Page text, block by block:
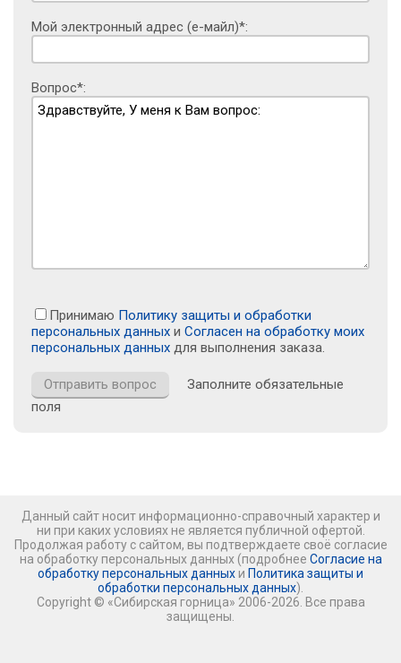
Мой электронный адрес (е-майл)*:
Вопрос*:
Принимаю Политику защиты и обработки
персональных данных и Согласен на обработку моих
персональных данных для выполнения заказа.
Заполните обязательные
поля
Данный сайт носит информационно-справочный характер и
ни при каких условиях не является публичной офертой.
Продолжая работу с сайтом, вы подтверждаете своё согласие
на обработку персональных данных (подробнее Согласие на
обработку персональных данных и Политика защиты и
обработки персональных данных).
Copyright © «Сибирская горница» 2006-2026. Все права
защищены.